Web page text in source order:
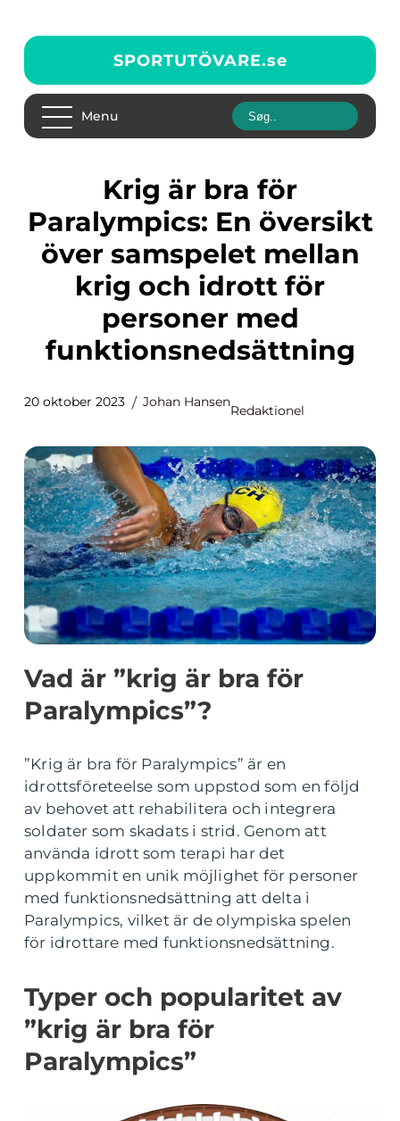
SPORTUTÖVARE.se
Menu
Krig är bra för
Paralympics: En översikt
över samspelet mellan
krig och idrott för
personer med
funktionsnedsättning
20 oktober 2023 Johan Hansen
Redaktionel
Vad är ”krig är bra för
Paralympics”?
”Krig är bra för Paralympics” är en
idrottsföreteelse som uppstod som en följd
av behovet att rehabilitera och integrera
soldater som skadats i strid. Genom att
använda idrott som terapi har det
uppkommit en unik möjlighet för personer
med funktionsnedsättning att delta i
Paralympics, vilket är de olympiska spelen
för idrottare med funktionsnedsättning.
Typer och popularitet av
”krig är bra för
Paralympics”